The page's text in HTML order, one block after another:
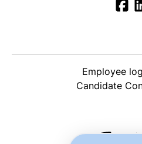
Employee
Candidate